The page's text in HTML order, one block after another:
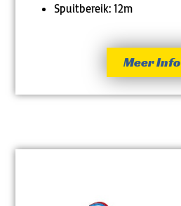
Spuitbereik: 12m
Meer Info